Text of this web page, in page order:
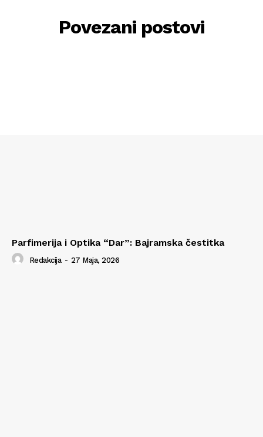
Povezani postovi
Parfimerija i Optika “Dar”: Bajramska čestitka
Redakcija - 27 Maja, 2026